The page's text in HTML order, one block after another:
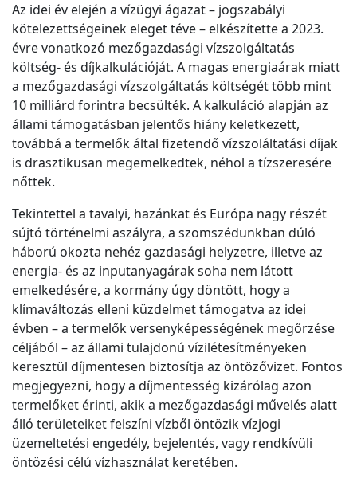
Az idei év elején a vízügyi ágazat – jogszabályi
kötelezettségeinek eleget téve – elkészítette a 2023.
évre vonatkozó mezőgazdasági vízszolgáltatás
költség- és díjkalkulációját. A magas energiaárak miatt
a mezőgazdasági vízszolgáltatás költségét több mint
10 milliárd forintra becsülték. A kalkuláció alapján az
állami támogatásban jelentős hiány keletkezett,
továbbá a termelők által fizetendő vízszoláltatási díjak
is drasztikusan megemelkedtek, néhol a tízszeresére
nőttek.
Tekintettel a tavalyi, hazánkat és Európa nagy részét
sújtó történelmi aszályra, a szomszédunkban dúló
háború okozta nehéz gazdasági helyzetre, illetve az
energia- és az inputanyagárak soha nem látott
emelkedésére, a kormány úgy döntött, hogy a
klímaváltozás elleni küzdelmet támogatva az idei
évben – a termelők versenyképességének megőrzése
céljából – az állami tulajdonú vízilétesítményeken
keresztül díjmentesen biztosítja az öntözővizet. Fontos
megjegyezni, hogy a díjmentesség kizárólag azon
termelőket érinti, akik a mezőgazdasági művelés alatt
álló területeiket felszíni vízből öntözik vízjogi
üzemeltetési engedély, bejelentés, vagy rendkívüli
öntözési célú vízhasználat keretében.